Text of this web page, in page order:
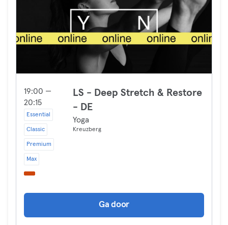
19:00 —
20:15
Essential
Classic
Premium
Max
LS - Deep Stretch & Restore
- DE
Yoga
Kreuzberg
Ga door